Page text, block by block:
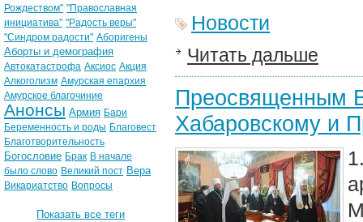
Новости
Читать дальше
Преосвященным
Хабаровскому и
Рождеством" "Православная
инициатива" "Радость веры"
"Синдром радости" Аборигены
Аборты и демография
Автокатастрофа Аксиос Акция
Алкоголизм Амурская епархия
Амурское благочиние
Анонсы Армия Бари
Беременность и роды Благовест
Благотворительность
Богословие Брак В начале
было слово Великий пост Вера
Викариатство Вопросы
Показать все теги